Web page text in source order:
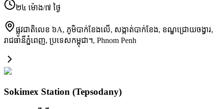
២៤ ម៉ោង/៧ ថ្ងៃ
ផ្លូវជាតិ​លេខ ៦A, ភូមិ​បាក់ខែងលើ, សង្កាត់​បាក់ខែង, ខណ្ឌ​ជ្រោយចង្វារ,
រាជធានី​ភ្នំពេញ, ប្រទេស​កម្ពុជា។, Phnom Penh
Sokimex Station (Tepsodany)